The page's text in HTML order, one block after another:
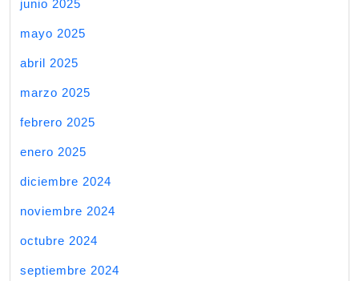
junio 2025
mayo 2025
abril 2025
marzo 2025
febrero 2025
enero 2025
diciembre 2024
noviembre 2024
octubre 2024
septiembre 2024